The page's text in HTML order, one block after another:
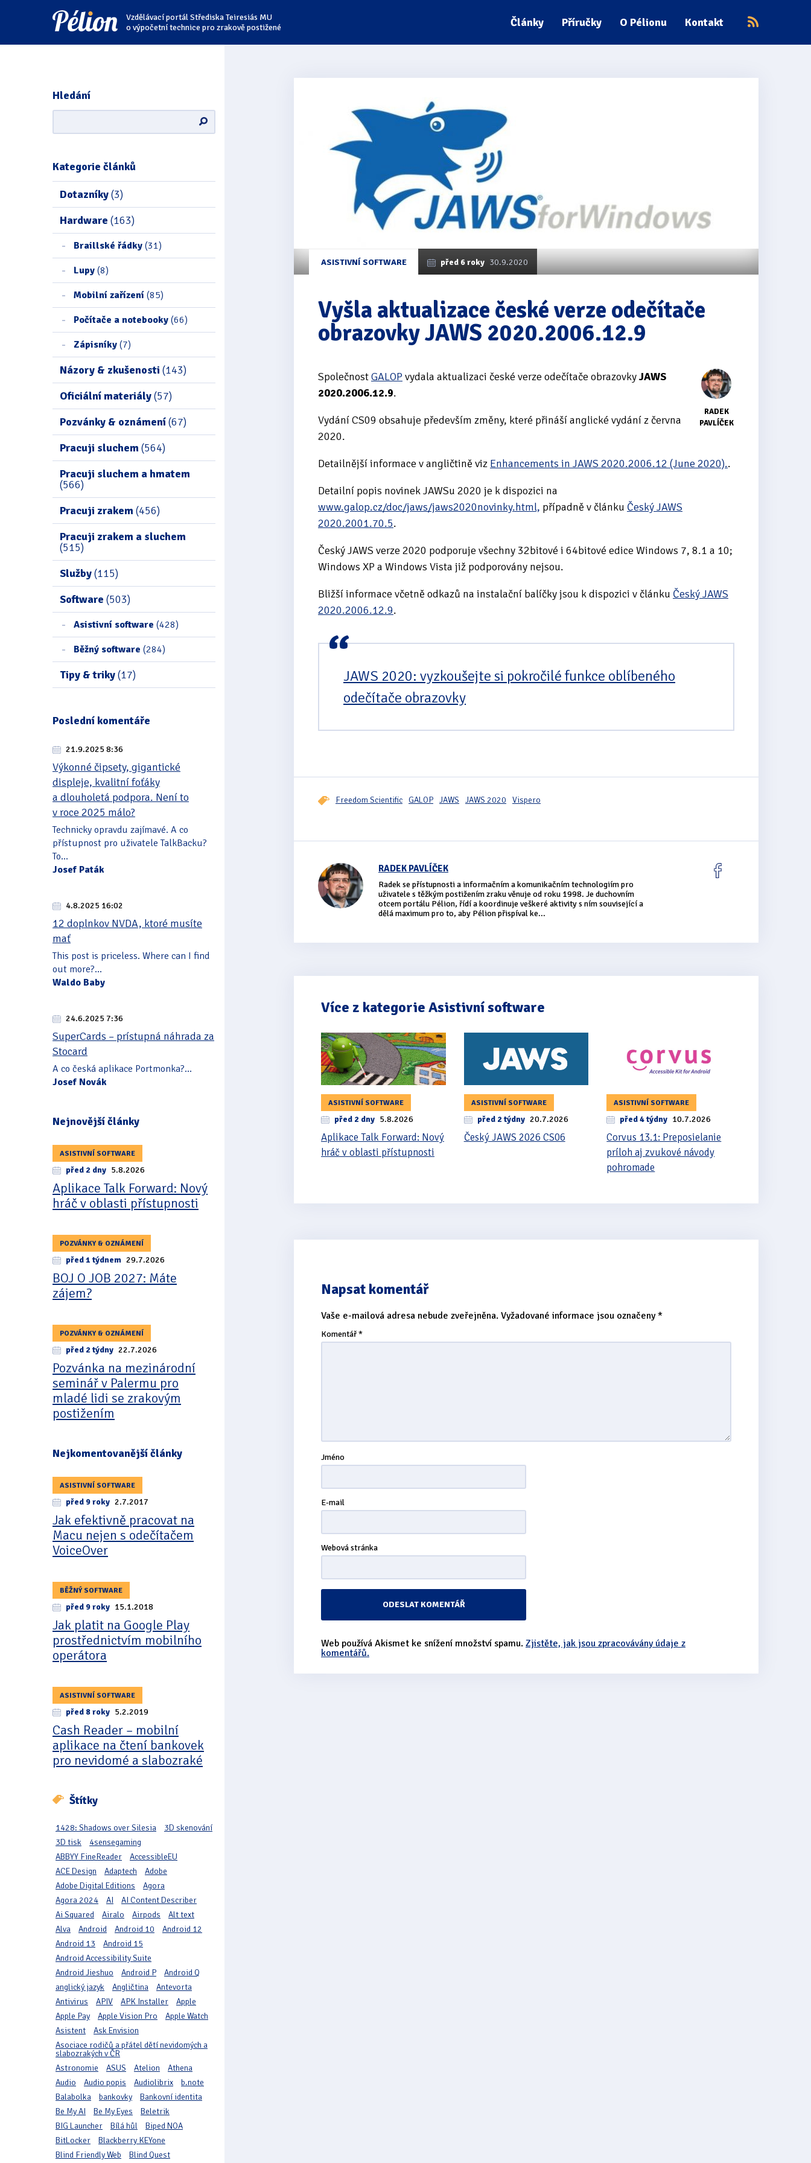
Přejít
na
štítky
Přejít
na
kategorie
Přejít
na
obsah
Vzdělávací portál Střediska Teiresiás MU
o výpočetní technice pro zrakově postižené
Články Příručky O Pélionu Kontakt
Hledání
Kategorie článků
Dotazníky(3)
Hardware (163)
Braillské řádky (31)
Lupy (8)
Mobilní zařízení (85)
Počítače a notebooky (66)
Zápisníky (7)
Názory & zkušenosti (143)
Oficiální materiály(57)
Pozvánky & oznámení(67)
Pracuji sluchem(564)
Pracuji sluchem a hmatem
(566)
Pracuji zrakem(456)
Pracuji zrakem a sluchem
(515)
Služby(115)
Software (503)
Asistivní software (428)
Běžný software (284)
Tipy & triky(17)
Poslední komentáře
21.9.2025 8:36
Výkonné čipsety, gigantické
displeje, kvalitní foťáky
a dlouholetá podpora. Není to
v roce 2025 málo?
Technicky opravdu zajímavé. A co
přístupnost pro uživatele TalkBacku?
To...
Josef Paták
4.8.2025 16:02
12 doplnkov NVDA, ktoré musíte
mať
This post is priceless. Where can I find
out more?...
Waldo Baby
24.6.2025 7:36
SuperCards – prístupná náhrada za
Stocard
A co česká aplikace Portmonka?...
Josef Novák
Nejnovější články
ASISTIVNÍ SOFTWARE
před 2 dny 5.8.2026
Aplikace Talk Forward: Nový
hráč v oblasti přístupnosti
POZVÁNKY & OZNÁMENÍ
před 1 týdnem 29.7.2026
BOJ O JOB 2027: Máte
zájem?
POZVÁNKY & OZNÁMENÍ
před 2 týdny 22.7.2026
Pozvánka na mezinárodní
seminář v Palermu pro
mladé lidi se zrakovým
postižením
Nejkomentovanější články
ASISTIVNÍ SOFTWARE
před 9 roky 2.7.2017
Jak efektivně pracovat na
Macu nejen s odečítačem
VoiceOver
BĚŽNÝ SOFTWARE
před 9 roky 15.1.2018
Jak platit na Google Play
prostřednictvím mobilního
operátora
ASISTIVNÍ SOFTWARE
před 8 roky 5.2.2019
Cash Reader – mobilní
aplikace na čtení bankovek
pro nevidomé a slabozraké
Štítky
1428: Shadows over Silesia
3D skenování
3D tisk
4sensegaming
ABBYY FineReader
AccessibleEU
ACE Design
Adaptech
Adobe
Adobe Digital Editions
Agora
Agora 2024
AI
AI Content Describer
Ai Squared
Airalo Airpods
Alt text
Alva
Android Android 10
Android 12
Android 13
Android 15
Android Accessibility Suite
Android Jieshuo
Android P
Android Q
anglický jazyk
Angličtina
Antevorta
Antivirus
APIV APK Installer
Apple
Apple Pay
Apple Vision Pro
Apple Watch
Asistent
Ask Envision
Asociace rodičů a přátel dětí nevidomých a
slabozrakých v ČR
Astronomie
ASUS Atelion
Athena
Audio
Audio popis Audiolibrix
b.note
Balabolka
bankovky
Bankovní identita
Be My AI
Be My Eyes
Beletrik
BIG Launcher
Bílá hůl
Biped NOA
BitLocker
Blackberry KEYone
Blind Friendly Web
Blind Quest
ASISTIVNÍ SOFTWARE před 6 roky 30.9.2020
Vyšla aktualizace české verze odečítače
obrazovky JAWS 2020.2006.12.9
RADEK
PAVLÍČEK
SpolečnostGALOP vydala aktualizaci české verze odečítače obrazovkyJAWS
2020.2006.12.9.
Vydání CS09 obsahuje především změny, které přináší anglické vydání z června
2020.
Detailnější informace v angličtině viz Enhancements in JAWS 2020.2006.12 (June 2020)..
Detailní popis novinek JAWSu 2020 je k dispozici na
www.galop.cz/doc/jaws/jaws2020novinky.html, případně v článku Český JAWS
2020.2001.70.5.
Český JAWS verze 2020 podporuje všechny 32bitové i 64bitové edice Windows 7, 8.1 a 10;
Windows XP a Windows Vista již podporovány nejsou.
Bližší informace včetně odkazů na instalační balíčky jsou k dispozici v článku Český JAWS
2020.2006.12.9.
JAWS 2020: vyzkoušejte si pokročilé funkce oblíbeného
odečítače obrazovky
Freedom Scientific GALOP JAWS JAWS 2020 Vispero
RADEK PAVLÍČEK
Radek se přístupnosti a informačním a komunikačním technologiím pro
uživatele s těžkým postižením zraku věnuje od roku 1998. Je duchovním
otcem portálu Pélion, řídí a koordinuje veškeré aktivity s ním související a
dělá maximum pro to, aby Pélion přispíval ke...
Více z kategorie Asistivní software
ASISTIVNÍ SOFTWARE
před 2 dny 5.8.2026
Aplikace Talk Forward: Nový
hráč v oblasti přístupnosti
ASISTIVNÍ SOFTWARE
před 2 týdny 20.7.2026
Český JAWS 2026 CS06
ASISTIVNÍ SOFTWARE
před 4 týdny 10.7.2026
Corvus 13.1: Preposielanie
príloh aj zvukové návody
pohromade
Napsat komentář
Vaše e-mailová adresa nebude zveřejněna. Vyžadované informace jsou označeny*
Komentář*
Jméno
E-mail
Webová stránka
Web používá Akismet ke snížení množství spamu. Zjistěte, jak jsou zpracovávány údaje z
komentářů.